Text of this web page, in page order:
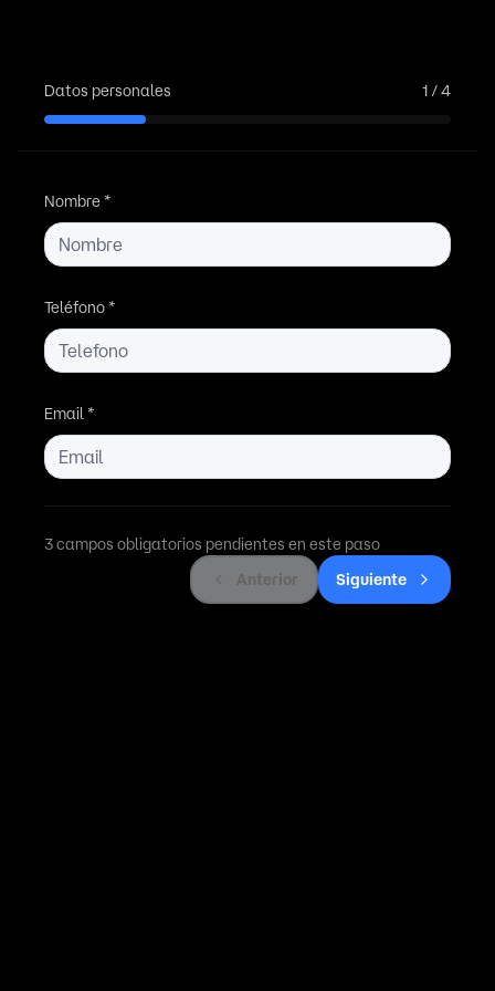
Datos personales 1 /4
Nombre *
Teléfono *
Email *
3 campos obligatorios pendientes en este paso
Anterior
Siguiente